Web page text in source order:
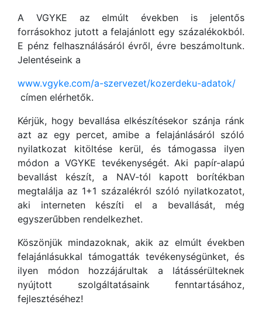
A VGYKE az elmúlt években is jelentős
forrásokhoz jutott a felajánlott egy százalékokból.
E pénz felhasználásáról évről, évre beszámoltunk.
Jelentéseink a
www.vgyke.com/a-szervezet/kozerdeku-adatok/
címen elérhetők.
Kérjük, hogy bevallása elkészítésekor szánja ránk
azt az egy percet, amibe a felajánlásáról szóló
nyilatkozat kitöltése kerül, és támogassa ilyen
módon a VGYKE tevékenységét. Aki papír-alapú
bevallást készít, a NAV-tól kapott borítékban
megtalálja az 1+1 százalékról szóló nyilatkozatot,
aki interneten készíti el a bevallását, még
egyszerűbben rendelkezhet.
Köszönjük mindazoknak, akik az elmúlt években
felajánlásukkal támogatták tevékenységünket, és
ilyen módon hozzájárultak a látássérülteknek
nyújtott szolgáltatásaink fenntartásához,
fejlesztéséhez!